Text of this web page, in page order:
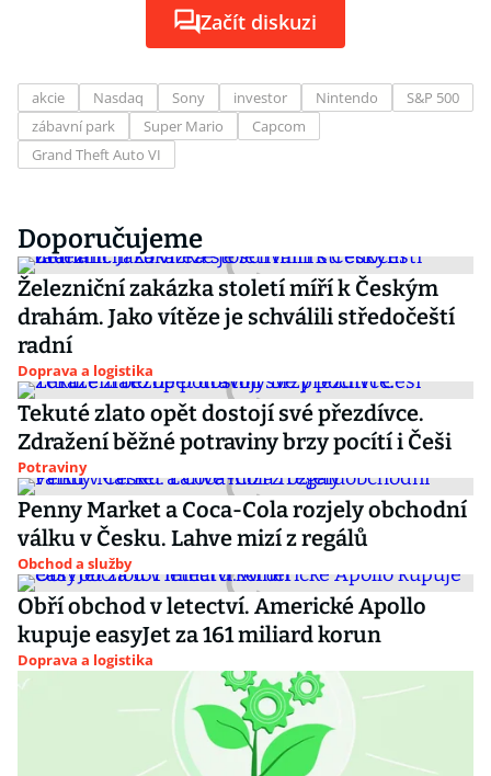
Začít diskuzi
akcie Nasdaq Sony investor Nintendo
S&P 500
zábavní park
Super Mario
Capcom
Grand Theft Auto VI
Doporučujeme
Železniční zakázka století míří k Českým
drahám. Jako vítěze je schválili středočeští
radní
Doprava a logistika
Tekuté zlato opět dostojí své přezdívce.
Zdražení běžné potraviny brzy pocítí i Češi
Potraviny
Penny Market a Coca-Cola rozjely obchodní
válku v Česku. Lahve mizí z regálů
Obchod a služby
Obří obchod v letectví. Americké Apollo
kupuje easyJet za 161 miliard korun
Doprava a logistika